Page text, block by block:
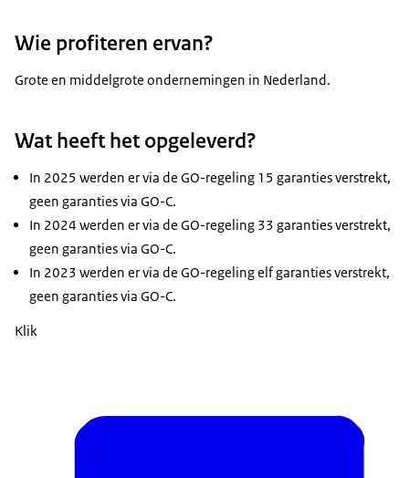
201856,0
158,0
202211,0
2,0
40,7
36,2
20258,2 0
Wie profiteren ervan?
Grote en middelgrote ondernemingen in Nederland.
Wat heeft het opgeleverd?
In 2025 werden er via de GO-regeling 15 garanties verstrekt,
geen garanties via GO-C.
In 2024 werden er via de GO-regeling 33 garanties verstrekt,
geen garanties via GO-C.
In 2023 werden er via de GO-regeling elf garanties verstrekt,
geen garanties via GO-C.
Klik